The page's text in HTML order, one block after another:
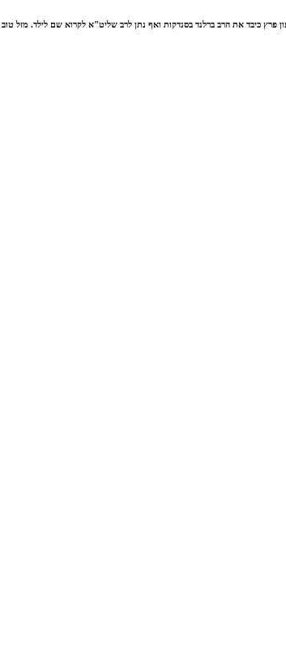
כיבד את הרב ברלנד בסנדקות ואף נתן לרב שליט"א לקרוא שם לילד. מזל